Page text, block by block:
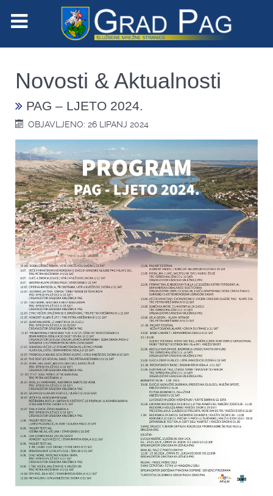
Novosti & Aktualnosti
PAG – LJETO 2024.
OBJAVLJENO: 26 LIPANJ 2024